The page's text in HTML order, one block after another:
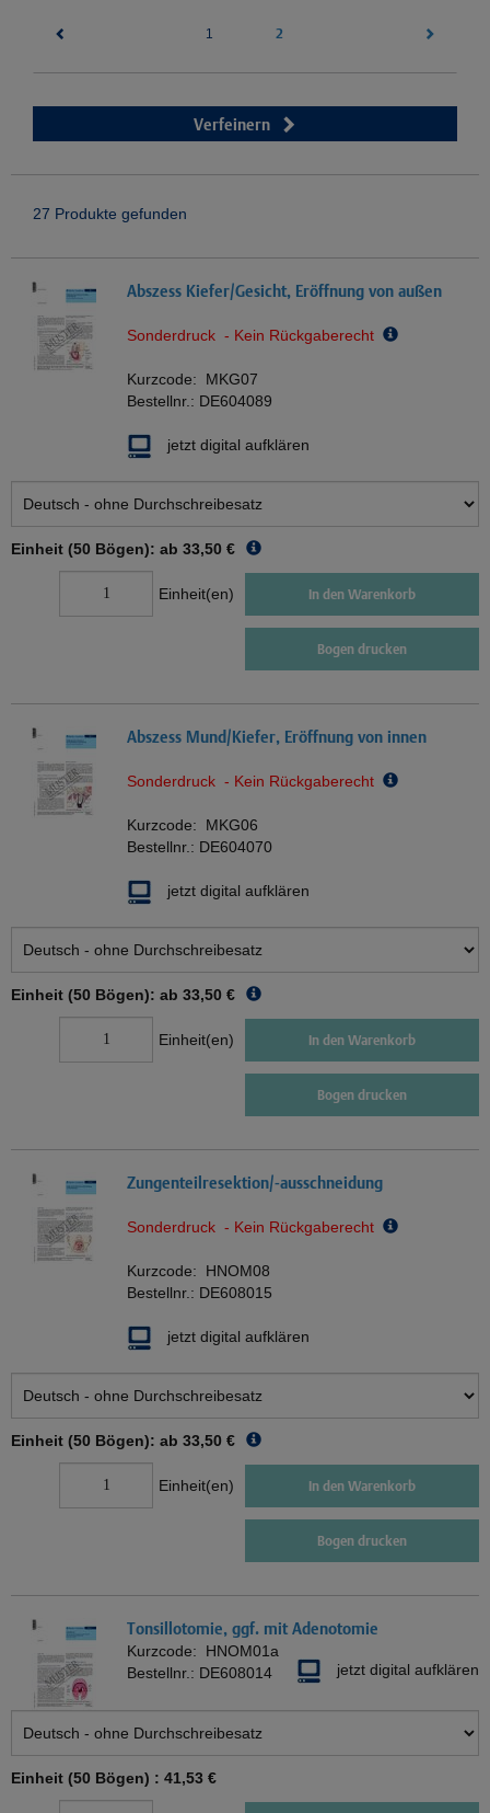
1 2
Verfeinern
27 Produkte gefunden
Abszess Kiefer/Gesicht, Eröffnung von außen
Sonderdruck - Kein Rückgaberecht
Kurzcode: MKG07
Bestellnr.: DE604089
jetzt digital aufklären
Einheit (50 Bögen): ab 33,50 €
Einheit(en) In den Warenkorb
Bogen drucken
Abszess Mund/Kiefer, Eröffnung von innen
Sonderdruck - Kein Rückgaberecht
Kurzcode: MKG06
Bestellnr.: DE604070
jetzt digital aufklären
Einheit (50 Bögen): ab 33,50 €
Einheit(en) In den Warenkorb
Bogen drucken
Zungenteilresektion/-ausschneidung
Sonderdruck - Kein Rückgaberecht
Kurzcode: HNOM08
Bestellnr.: DE608015
jetzt digital aufklären
Einheit (50 Bögen): ab 33,50 €
Einheit(en) In den Warenkorb
Bogen drucken
Tonsillotomie, ggf. mit Adenotomie
Kurzcode: HNOM01a
Bestellnr.: DE608014 jetzt digital aufklären
Einheit (50 Bögen) : 41,53 €